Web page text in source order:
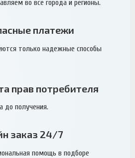
во все города и регионы.
платежи
только надежные способы
прав потребителя
до получения.
заказ 24/7
помощь в подборе